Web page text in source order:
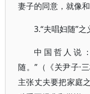
妻子的同意，就像
3.“夫唱妇随”之
中国哲人说
随。”（《关尹子·
主张丈夫要把家庭